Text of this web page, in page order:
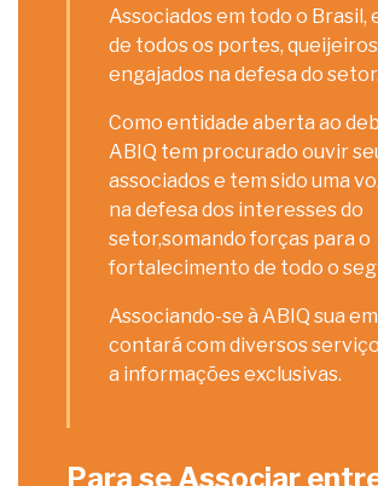
Associados em todo o Brasil,
de todos os portes, queijeiros
engajados na defesa do setor.
Como entidade aberta ao
ABIQ tem procurado ouvir
associados e tem sido uma
na defesa dos interesses do
setor,somando forças para o
fortalecimento de todo o
Associando-se à ABIQ sua
contará com diversos
a informações exclusivas.
Para se Associar